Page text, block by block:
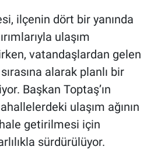
ilçenin dört bir yanında
ulaşım
vatandaşlardan gelen
alarak planlı bir
Başkan Toptaş’ın
ulaşım ağının
getirilmesi için
sürdürülüyor.